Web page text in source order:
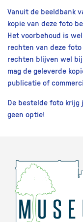
Vanuit de beeldbank
kopie van deze foto
Het voorbehoud is
rechten van deze foto
rechten blijven wel bij
mag de geleverde
publicatie of
De bestelde foto
geen optie!